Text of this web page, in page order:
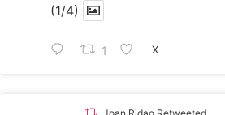
(1/4)
1 X